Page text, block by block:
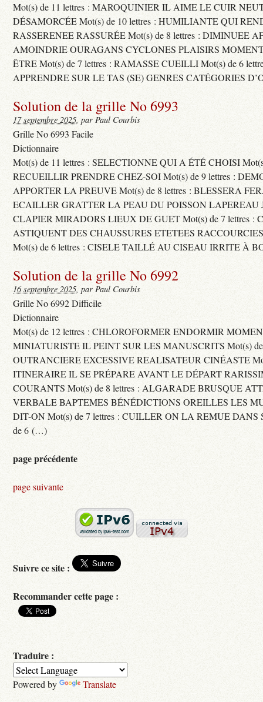
Mot(s) de 11 lettres : MAROQUINIER IL AIME LE CUIR
DÉSAMORCÉE Mot(s) de 10 lettres : HUMILIANTE QUI
RASSERENEE RASSURÉE Mot(s) de 8 lettres : DIMINUEE
AMOINDRIE OURAGANS CYCLONES PLAISIRS
ÊTRE Mot(s) de 7 lettres : RAMASSE CUEILLI Mot(s) de 6
APPRENDRE SUR LE TAS (SE) GENRES CATÉGORIES
Solution de la grille No 6993
17 septembre 2025, par Paul Courbis
Grille No 6993 Facile
Dictionnaire
Mot(s) de 11 lettres : SELECTIONNE QUI A ÉTÉ CHOISI
RECUEILLIR PRENDRE CHEZ-SOI Mot(s) de 9 lettres :
APPORTER LA PREUVE Mot(s) de 8 lettres : BLESSERA
ECAILLER GRATTER LA PEAU DU POISSON LAPEREAU
CLAPIER MIRADORS LIEUX DE GUET Mot(s) de 7 lettres :
ASTIQUENT DES CHAUSSURES ETETEES
Mot(s) de 6 lettres : CISELE TAILLÉ AU CISEAU IRRITE À
Solution de la grille No 6992
16 septembre 2025, par Paul Courbis
Grille No 6992 Difficile
Dictionnaire
Mot(s) de 12 lettres : CHLOROFORMER ENDORMIR
MINIATURISTE IL PEINT SUR LES MANUSCRITS Mot(s) de
OUTRANCIERE EXCESSIVE REALISATEUR CINÉASTE
ITINERAIRE IL SE PRÉPARE AVANT LE DÉPART
COURANTS Mot(s) de 8 lettres : ALGARADE BRUSQUE
VERBALE BAPTEMES BÉNÉDICTIONS OREILLES LES
DIT-ON Mot(s) de 7 lettres : CUILLER ON LA REMUE DANS
de 6 (…)
page précédente
page suivante
Suivre ce site :
Recommander cette page :
Traduire :
Powered by Translate